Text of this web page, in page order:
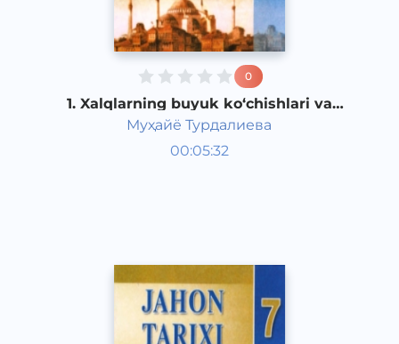
0
1. Xalqlarning buyuk ko‘chishlari va
uning natijalari
Муҳайё Турдалиева
00:05:32
Jahon tarixi 7 sinf